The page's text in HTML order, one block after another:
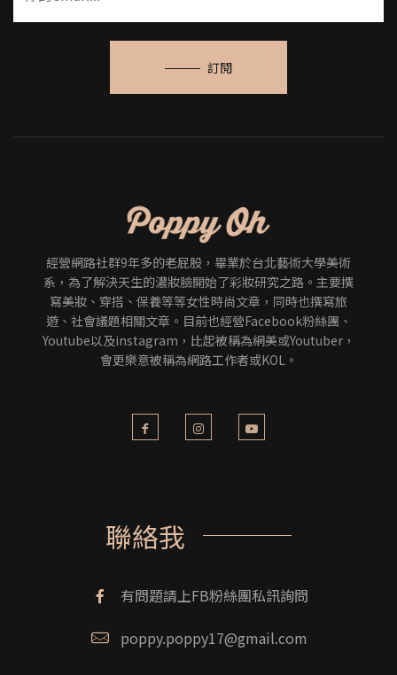
訂閱
經營網路社群9年多的老屁股，畢業於台北藝術大學美術
系，為了解決天生的濃妝臉開始了彩妝研究之路。主要撰
寫美妝、穿搭、保養等等女性時尚文章，同時也撰寫旅
遊、社會議題相關文章。目前也經營Facebook粉絲團、
Youtube以及instagram，比起被稱為網美或Youtuber，
會更樂意被稱為網路工作者或KOL。
聯絡我
有問題請上FB粉絲團私訊詢問
poppy.poppy17@gmail.com